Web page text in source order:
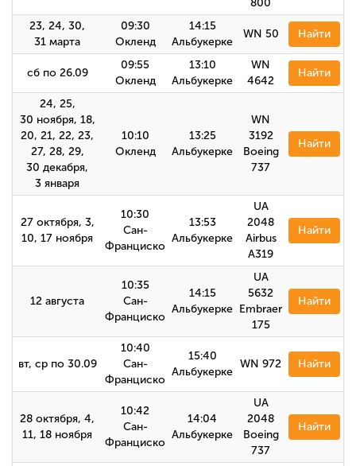
800
23, 24, 30,
31 марта
09:30
Окленд
14:15
Альбукерке
WN 50 Найти
сб по 26.09
09:55
Окленд
13:10
Альбукерке
WN
4642
Найти
24, 25,
30 ноября, 18,
20, 21, 22, 23,
27, 28, 29,
30 декабря,
3 января
10:10
Окленд
13:25
Альбукерке
WN
3192
Boeing
737
Найти
27 октября, 3,
10, 17 ноября
10:30
Сан-
Франциско
13:53
Альбукерке
UA
2048
Airbus
A319
Найти
12 августа
10:35
Сан-
Франциско
14:15
Альбукерке
UA
5632
Embraer
175
Найти
вт, ср по 30.09
10:40
Сан-
Франциско
15:40
Альбукерке
WN 972 Найти
28 октября, 4,
11, 18 ноября
10:42
Сан-
Франциско
14:04
Альбукерке
UA
2048
Boeing
737
Найти